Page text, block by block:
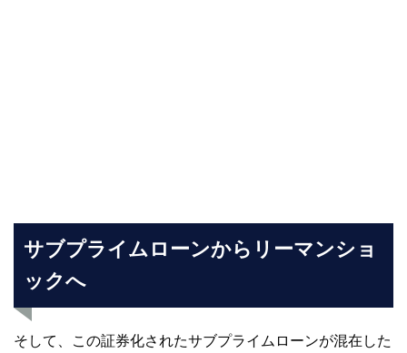
サブプライムローンからリーマンショ
ックへ
そして、この証券化されたサブプライムローンが混在した